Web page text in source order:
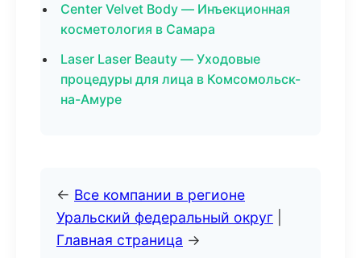
Center Velvet Body — Инъекционная
косметология в Самара
Laser Laser Beauty — Уходовые
процедуры для лица в Комсомольск-
на-Амуре
← Все компании в регионе
Уральский федеральный округ
Главная страница →